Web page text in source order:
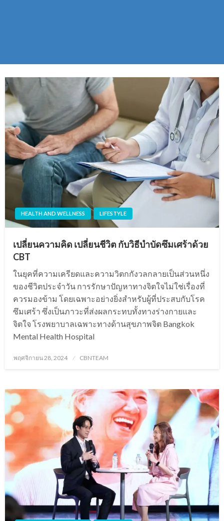
HEALTH AND WELLNESS LIFESTYLE
เปลี่ยนความคิด เปลี่ยนชีวิต กับวิธีบำบัดซึมเศร้าด้วย
CBT
ในยุคที่ความเครียดและความวิตกกังวลกลายเป็นส่วนหนึ่ง
ของชีวิตประจำวัน การรักษาปัญหาทางจิตใจไม่ใช่เรื่องที่
ควรมองข้าม โดยเฉพาะอย่างยิ่งสำหรับผู้ที่ประสบกับโรค
ซึมเศร้า ซึ่งเป็นภาวะที่ส่งผลกระทบทั้งทางร่างกายและ
จิตใจ โรงพยาบาลเฉพาะทางด้านสุขภาพจิต Bangkok
Mental Health Hospital
Posted
พฤศจิกายน 28, 2024 CBNTEAM